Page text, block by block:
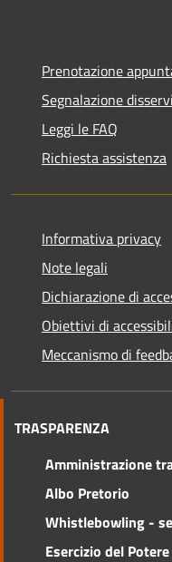
Prenotazione
Segnalazione
Leggi le FAQ
Richiesta assistenza
Informativa privacy
Note legali
Dichiarazione di
Obiettivi di
Meccanismo di
TRASPARENZA
Amministrazione
Albo Pretorio
Whistlebowling -
Esercizio del